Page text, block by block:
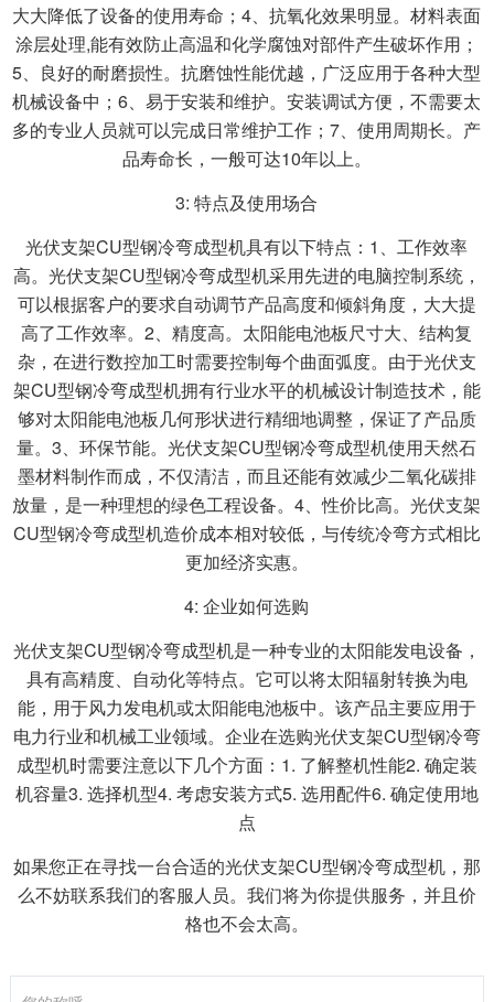
大大降低了设备的使用寿命；4、抗氧化效果明显。材料表面
涂层处理,能有效防止高温和化学腐蚀对部件产生破坏作用；
5、良好的耐磨损性。抗磨蚀性能优越，广泛应用于各种大型
机械设备中；6、易于安装和维护。安装调试方便，不需要太
多的专业人员就可以完成日常维护工作；7、使用周期长。产
品寿命长，一般可达10年以上。
3: 特点及使用场合
光伏支架CU型钢冷弯成型机具有以下特点：1、工作效率
高。光伏支架CU型钢冷弯成型机采用先进的电脑控制系统，
可以根据客户的要求自动调节产品高度和倾斜角度，大大提
高了工作效率。2、精度高。太阳能电池板尺寸大、结构复
杂，在进行数控加工时需要控制每个曲面弧度。由于光伏支
架CU型钢冷弯成型机拥有行业水平的机械设计制造技术，能
够对太阳能电池板几何形状进行精细地调整，保证了产品质
量。3、环保节能。光伏支架CU型钢冷弯成型机使用天然石
墨材料制作而成，不仅清洁，而且还能有效减少二氧化碳排
放量，是一种理想的绿色工程设备。4、性价比高。光伏支架
CU型钢冷弯成型机造价成本相对较低，与传统冷弯方式相比
更加经济实惠。
4: 企业如何选购
光伏支架CU型钢冷弯成型机是一种专业的太阳能发电设备，
具有高精度、自动化等特点。它可以将太阳辐射转换为电
能，用于风力发电机或太阳能电池板中。该产品主要应用于
电力行业和机械工业领域。企业在选购光伏支架CU型钢冷弯
成型机时需要注意以下几个方面：1. 了解整机性能2. 确定装
机容量3. 选择机型4. 考虑安装方式5. 选用配件6. 确定使用地
点
如果您正在寻找一台合适的光伏支架CU型钢冷弯成型机，那
么不妨联系我们的客服人员。我们将为你提供服务，并且价
格也不会太高。